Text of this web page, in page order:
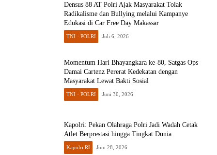
Densus 88 AT Polri Ajak Masyarakat Tolak
Radikalisme dan Bullying melalui Kampanye
Edukasi di Car Free Day Makassar
TNI - POLRI Juli 6, 2026
Momentum Hari Bhayangkara ke-80, Satgas Ops
Damai Cartenz Pererat Kedekatan dengan
Masyarakat Lewat Bakti Sosial
TNI - POLRI Juni 30, 2026
Kapolri: Pekan Olahraga Polri Jadi Wadah Cetak
Atlet Berprestasi hingga Tingkat Dunia
Kapolri RI Juni 28, 2026